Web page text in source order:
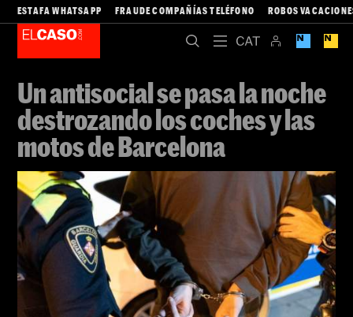
ESTAFA WHATSAPP FRAUDE COMPAÑÍAS TELÉFONO ROBOS
Un antisocial se pasa la noche
destrozando los coches y las
motos de Barcelona